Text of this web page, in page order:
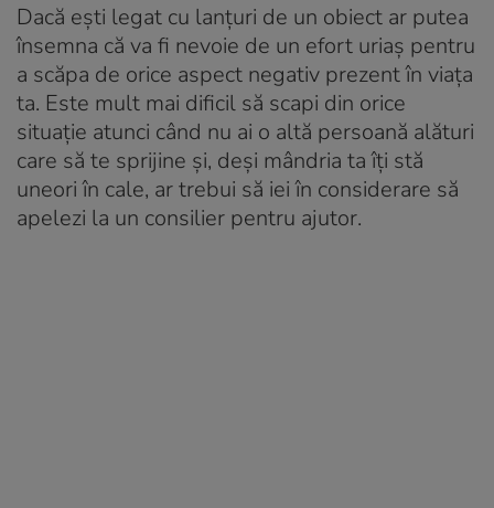
Dacă ești legat cu lanțuri de un obiect ar putea
însemna că va fi nevoie de un efort uriaș pentru
a scăpa de orice aspect negativ prezent în viața
ta. Este mult mai dificil să scapi din orice
situație atunci când nu ai o altă persoană alături
care să te sprijine și, deși mândria ta îți stă
uneori în cale, ar trebui să iei în considerare să
apelezi la un consilier pentru ajutor.